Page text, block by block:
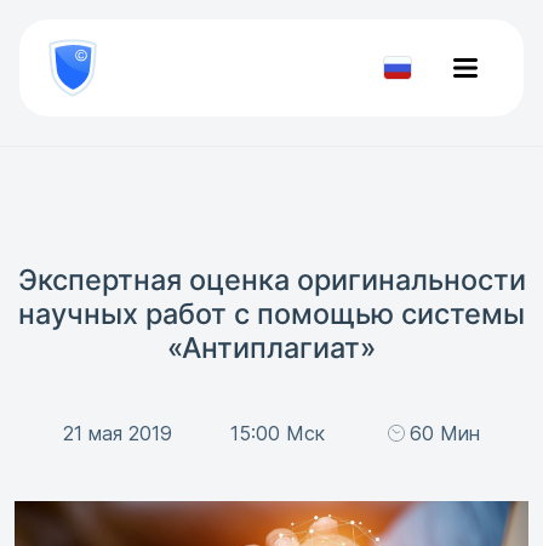
800
777-
81-Проверить
Экспертная оценка оригинальности
научных работ с помощью системы
«Антиплагиат»
21 мая 2019 15:00 Мск 60 Мин